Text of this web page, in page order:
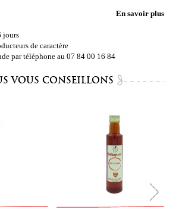
En savoir plus
jours
de caractère
par téléphone au 07 84 00 16 84
VOUS CONSEILLONS